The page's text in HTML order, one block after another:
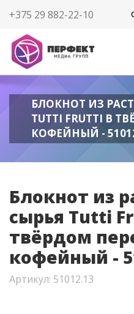
+375 29 882-22-10
БЛОКНОТ ИЗ
TUTTI FRUTTI В
КОФЕЙНЫЙ -
Блокнот из
сырья Tutti
твёрдом
кофейный -
Артикул: 51012.13